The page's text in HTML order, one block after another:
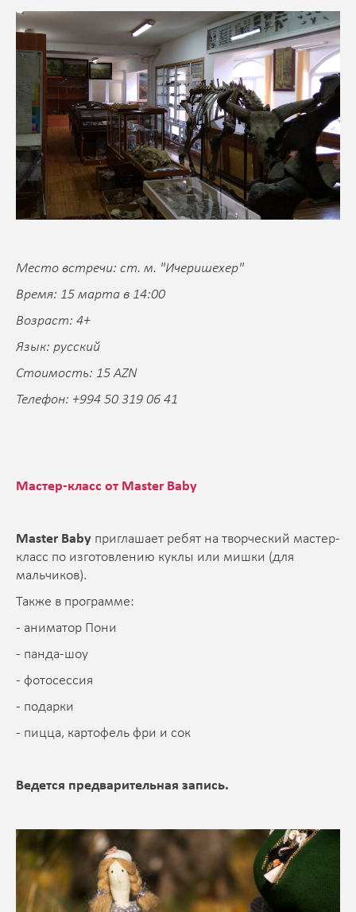
Место встречи: ст. м. "Ичеришехер"
Время: 15 марта в 14:00
Возраст: 4+
Язык: русский
Стоимость: 15 AZN
Телефон: +994 50 319 06 41
Мастер-класс от Master Baby
Master Baby приглашает ребят на творческий мастер-
класс по изготовлению куклы или мишки (для
мальчиков).
Также в программе:
- аниматор Пони
- панда-шоу
- фотосессия
- подарки
- пицца, картофель фри и сок
Ведется предварительная запись.